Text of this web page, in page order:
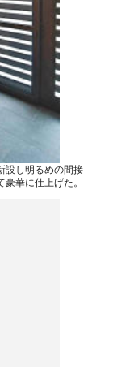
設し明るめの間接
華に仕上げた。